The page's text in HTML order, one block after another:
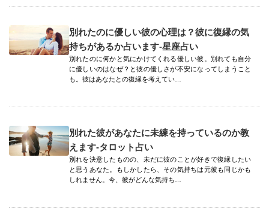
別れたのに優しい彼の心理は？彼に復縁の気
持ちがあるか占います-星座占い
別れたのに何かと気にかけてくれる優しい彼。別れても自分
に優しいのはなぜ？と彼の優しさが不安になってしまうこと
も。彼はあなたとの復縁を考えてい…
別れた彼があなたに未練を持っているのか教
えます-タロット占い
別れを決意したものの、未だに彼のことが好きで復縁したい
と思うあなた。もしかしたら、その気持ちは元彼も同じかも
しれません。今、彼がどんな気持ち…